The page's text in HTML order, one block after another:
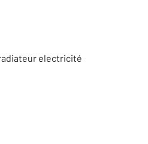
electricité